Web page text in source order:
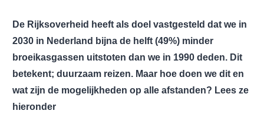
De Rijksoverheid heeft als doel vastgesteld dat we in
2030 in Nederland bijna de helft (49%) minder
broeikasgassen uitstoten dan we in 1990 deden. Dit
betekent; duurzaam reizen. Maar hoe doen we dit en
wat zijn de mogelijkheden op alle afstanden? Lees ze
hieronder